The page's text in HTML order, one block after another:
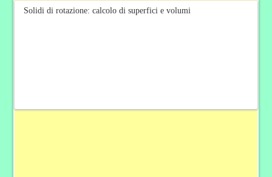
Solidi di rotazione: calcolo di superfici e volumi